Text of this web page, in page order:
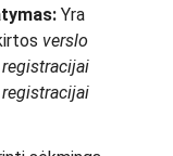
Yra
verslo
registracijai